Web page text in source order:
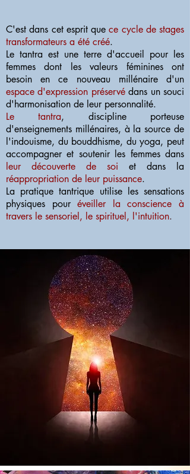
C'est dans cet esprit quece cycle de stages
transformateurs a été créé.
Le tantra est une terre d'accueil pour les
femmes dont les valeurs féminines ont
besoin en ce nouveau millénaire d'un
espace d'expression préservédans un souci
d'harmonisation de leur personnalité.
Le tantra, discipline porteuse
d'enseignements millénaires, à la source de
l'indouisme, du bouddhisme, du yoga, peut
accompagner et soutenir les femmes dans
leur découverte de soi et dans la
réappropriation de leur puissance.
La pratique tantrique utilise les sensations
physiques pouréveiller la conscience à
travers le sensoriel, le spirituel, l'intuition.